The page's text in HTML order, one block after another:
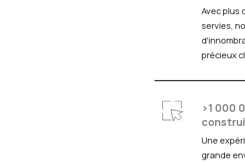
Avec plus
servies,
précieux
>1 000
Une
grande